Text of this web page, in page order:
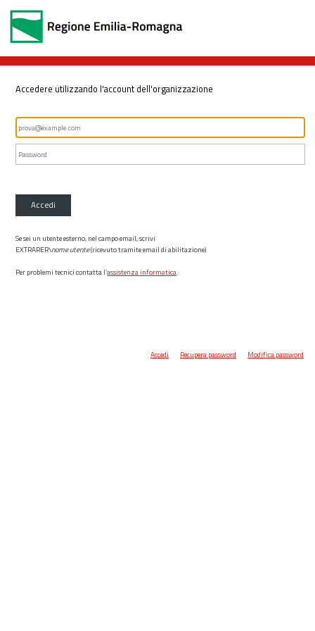
Accedere utilizzando l'account dell'organizzazione
Accedi
Se sei un utente esterno, nel campo email, scrivi
EXTRARER\nome utente(ricevuto tramite email di abilitazione)
Per problemi tecnici contatta l’assistenza informatica.
Accedi Recupera password Modifica password